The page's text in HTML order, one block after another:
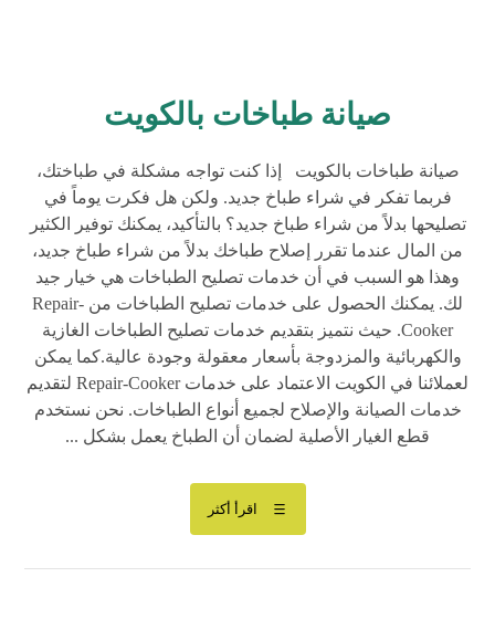
صيانة طباخات بالكويت
صيانة طباخات بالكويت إذا كنت تواجه مشكلة في طباختك،
فربما تفكر في شراء طباخ جديد. ولكن هل فكرت يوماً في
تصليحها بدلاً من شراء طباخ جديد؟ بالتأكيد، يمكنك توفير الكثير
من المال عندما تقرر إصلاح طباخك بدلاً من شراء طباخ جديد،
وهذا هو السبب في أن خدمات تصليح الطباخات هي خيار جيد
لك. يمكنك الحصول على خدمات تصليح الطباخات من Repair-
Cooker. حيث نتميز بتقديم خدمات تصليح الطباخات الغازية
والكهربائية والمزدوجة بأسعار معقولة وجودة عالية.كما يمكن
لعملائنا في الكويت الاعتماد على خدمات Repair-Cooker لتقديم
خدمات الصيانة والإصلاح لجميع أنواع الطباخات. نحن نستخدم
قطع الغيار الأصلية لضمان أن الطباخ يعمل بشكل ...
اقرأ أكثر